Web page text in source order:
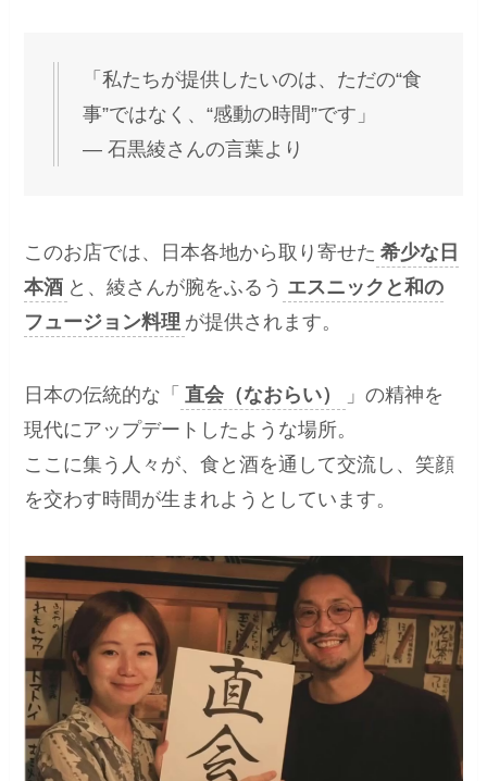
「私たちが提供したいのは、ただの“食
事”ではなく、“感動の時間”です」
— 石黒綾さんの言葉より
このお店では、日本各地から取り寄せた 希少な日
本酒 と、綾さんが腕をふるう エスニックと和の
フュージョン料理 が提供されます。
日本の伝統的な「 直会（なおらい）
」の精神を
現代にアップデートしたような場所。
ここに集う人々が、食と酒を通して交流し、笑顔
を交わす時間が生まれようとしています。